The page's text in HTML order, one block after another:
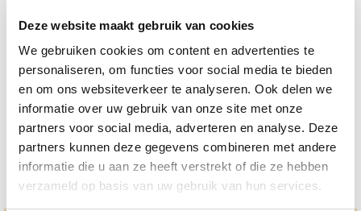
Deze website maakt gebruik van cookies
We gebruiken cookies om content en advertenties te
personaliseren, om functies voor social media te bieden
en om ons websiteverkeer te analyseren. Ook delen we
informatie over uw gebruik van onze site met onze
partners voor social media, adverteren en analyse. Deze
partners kunnen deze gegevens combineren met andere
informatie die u aan ze heeft verstrekt of die ze hebben
verzameld op basis van uw gebruik van hun services.
4.5
rating
6 Beoordelingen
Puur Muscle Mass Hond/Kat
€ 78,36 € 74,44